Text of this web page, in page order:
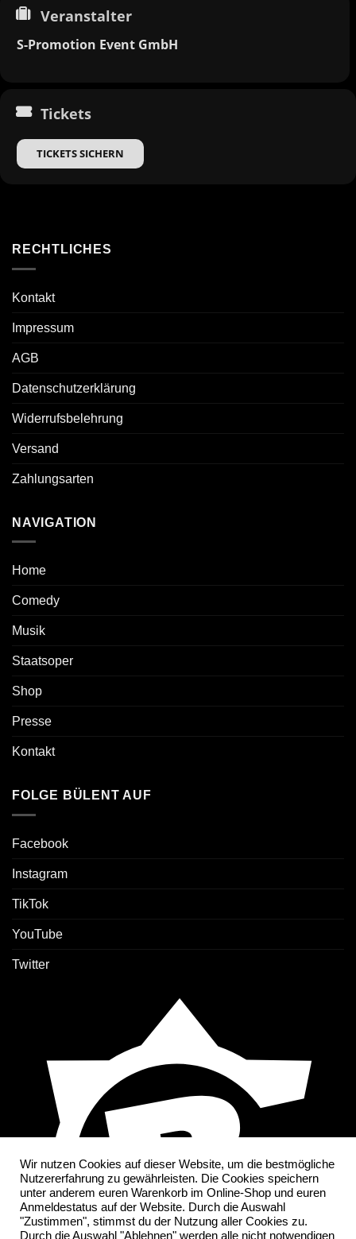
Veranstalter
S-Promotion Event GmbH
Tickets
TICKETS SICHERN
RECHTLICHES
Kontakt
Impressum
AGB
Datenschutzerklärung
Widerrufsbelehrung
Versand
Zahlungsarten
NAVIGATION
Home
Comedy
Musik
Staatsoper
Shop
Presse
Kontakt
FOLGE BÜLENT AUF
Facebook
Instagram
TikTok
YouTube
Twitter
Wir nutzen Cookies auf dieser Website, um die bestmögliche
Nutzererfahrung zu gewährleisten. Die Cookies speichern
unter anderem euren Warenkorb im Online-Shop und euren
Anmeldestatus auf der Website. Durch die Auswahl
"Zustimmen", stimmst du der Nutzung aller Cookies zu.
Durch die Auswahl "Ablehnen" werden alle nicht notwendigen